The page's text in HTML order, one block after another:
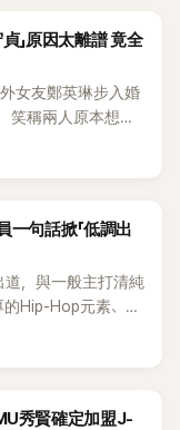
」原因太離譜 竟全
女友鄭英琳步入婚
笑稱兩人原本想享
人認出，還一路替
句話掀「低調出
，與一般主打清純
Hip-Hop元素、自
入美式街頭、塗
一。
秀賢確定加盟J-